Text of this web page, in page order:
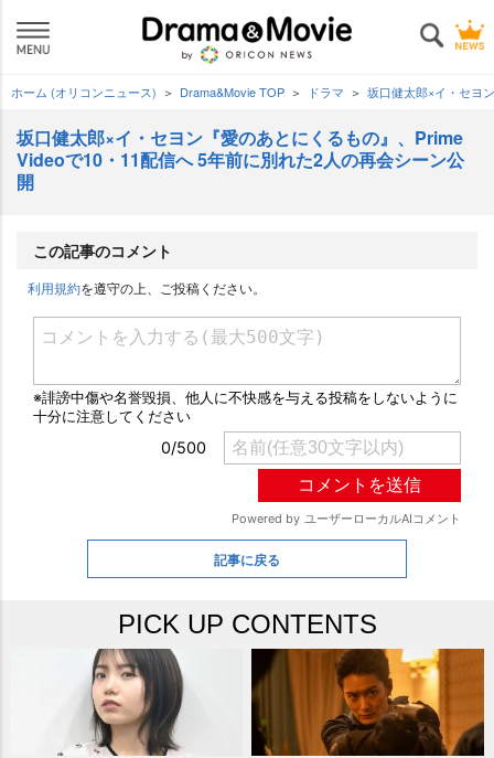
ホーム (オリコンニュース) Drama&Movie TOP ドラマ 坂口健太郎×イ・セヨ
坂口健太郎×イ・セヨン『愛のあとにくるもの』、Prime
Videoで10・11配信へ 5年前に別れた2人の再会シーン公
開
この記事のコメント
利用規約を遵守の上、ご投稿ください。
記事に戻る
PICK UP CONTENTS